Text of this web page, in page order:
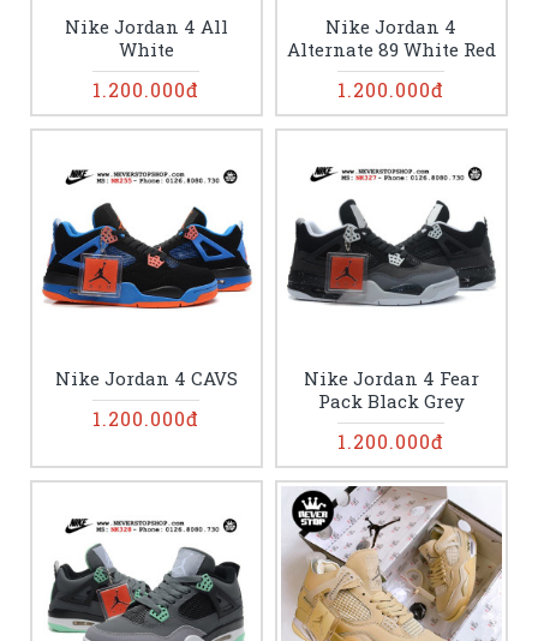
Nike Jordan 4 All
White
1.200.000đ
Nike Jordan 4
Alternate 89 White Red
1.200.000đ
Nike Jordan 4 CAVS
1.200.000đ
Nike Jordan 4 Fear
Pack Black Grey
1.200.000đ